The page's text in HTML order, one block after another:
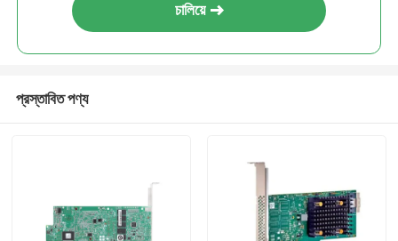
চালিয়ে
প্রস্তাবিত পণ্য